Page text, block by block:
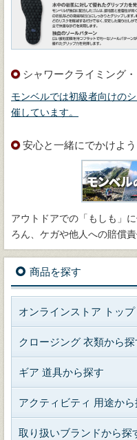
シャワークライミング
モンベルでは初級者向けの
催しています。
安心と一緒にでかけよ
アウトドアでの「もしも」
ろん、ケガや他人への賠償
商品を探す
オンラインストア トップ
クロージング 衣類から探
ギア 道具から探す
アクティビティ 用途から
取り扱いブランドから探